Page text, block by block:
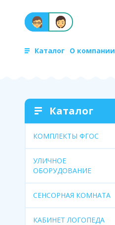
Каталог О компании
Каталог
КОМПЛЕКТЫ ФГОС
УЛИЧНОЕ
ОБОРУДОВАНИЕ
СЕНСОРНАЯ КОМНАТА
КАБИНЕТ ЛОГОПЕДА